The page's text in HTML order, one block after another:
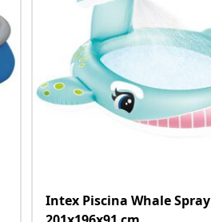
Intex Piscina Whale Spray